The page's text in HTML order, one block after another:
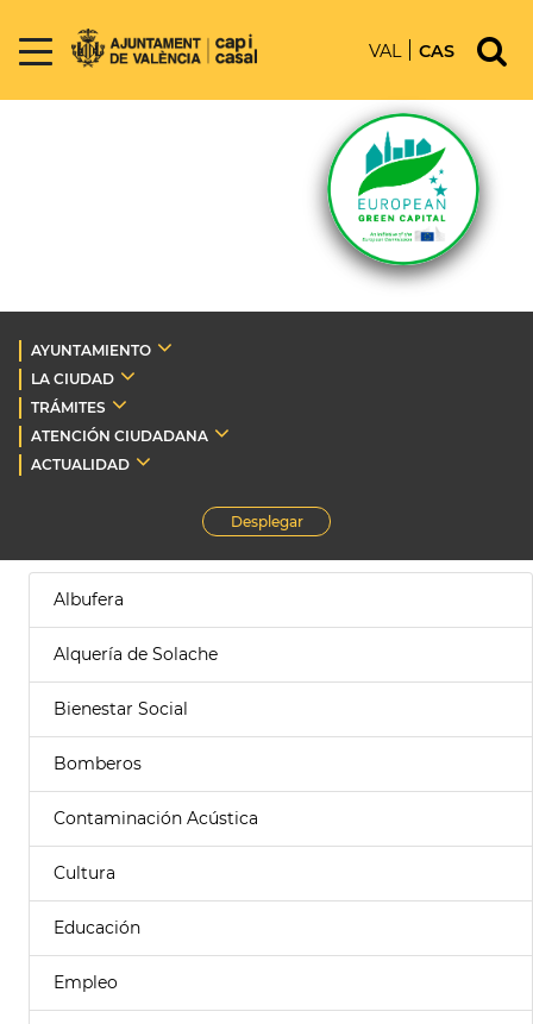
VAL CAS
AYUNTAMIENTO
LA CIUDAD
TRÁMITES
ATENCIÓN CIUDADANA
ACTUALIDAD
Desplegar
Albufera
Alquería de Solache
Bienestar Social
Bomberos
Contaminación Acústica
Cultura
Educación
Empleo